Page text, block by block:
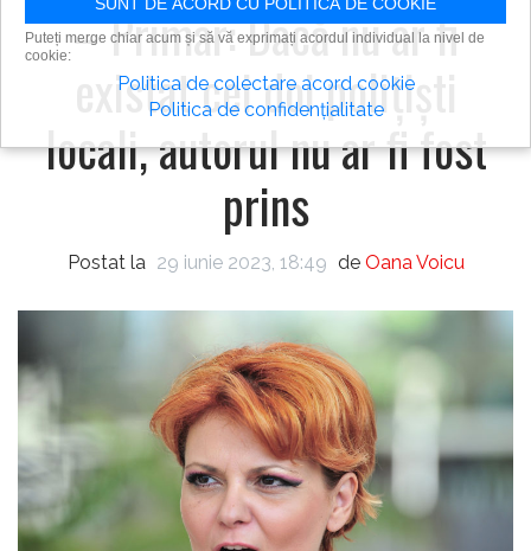
– Primar: Dacă nu ar fi
existat cei doi poliţişti
locali, autorul nu ar fi fost
prins
Postat la 29 iunie 2023, 18:49 de Oana Voicu
Puteți merge chiar acum și să vă exprimați acordul individual la nivel de
cookie:
Politica de colectare acord cookie
Politica de confidențialitate